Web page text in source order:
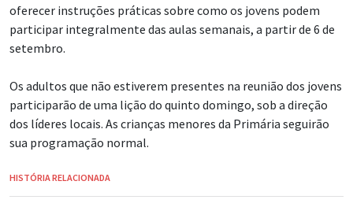
oferecer instruções práticas sobre como os jovens podem
participar integralmente das aulas semanais, a partir de 6 de
setembro.
Os adultos que não estiverem presentes na reunião dos jovens
participarão de uma lição do quinto domingo, sob a direção
dos líderes locais. As crianças menores da Primária seguirão
sua programação normal.
HISTÓRIA RELACIONADA